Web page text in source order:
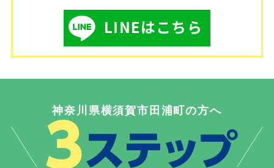
LINEはこちら
神奈川県横須賀市田浦町の方へ